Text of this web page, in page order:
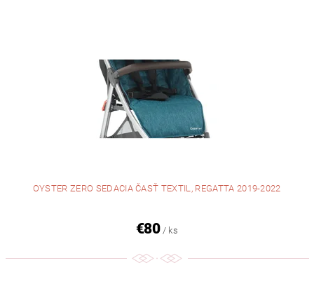
OYSTER ZERO SEDACIA ČASŤ TEXTIL, REGATTA 2019-2022
€80 / ks